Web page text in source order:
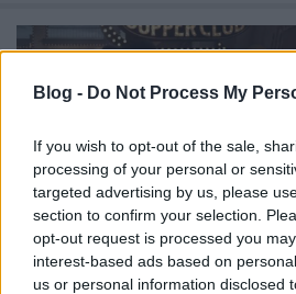
Blog - Do Not Process My
If you wish to opt-out of the sale,
processing of your personal or
targeted advertising by us, please
section to confirm your selection.
opt-out request is processed you
interest-based ads based on
us or personal information disclosed